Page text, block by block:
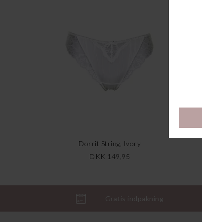
Dorrit String, Ivory
DKK 149,95
Gratis indpakning